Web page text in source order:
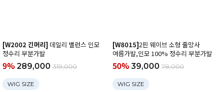
[W2002 긴머리] 데일리 밸런스 인모
정수리 부분가발
9% 289,000 319,000
WIG SIZE
[W8015]2핀 웨이브 소형 줄망사
여름가발,인모 100% 정수리 부분가발
50% 39,000 78,000
WIG SIZE